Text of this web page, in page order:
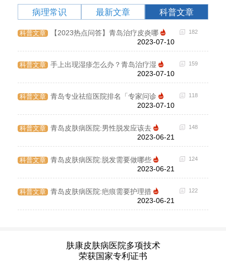
病理常识 最新文章 科普文章
科普文章
【2023热点问答】青岛治疗皮炎哪
2023-07-10
182
科普文章
手上出现湿疹怎么办？青岛治疗湿
2023-07-10
159
科普文章
青岛专业祛痘医院排名「专家问诊
2023-07-10
118
科普文章
青岛皮肤病医院:男性脱发应该去
2023-06-21
148
科普文章
青岛皮肤病医院:脱发需要做哪些
2023-06-21
124
科普文章
青岛皮肤病医院:疤痕需要护理措
2023-06-21
122
肤康皮肤病医院多项技术
荣获国家专利证书